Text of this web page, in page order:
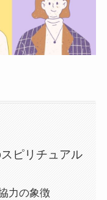
ピリチュアル
力の象徴